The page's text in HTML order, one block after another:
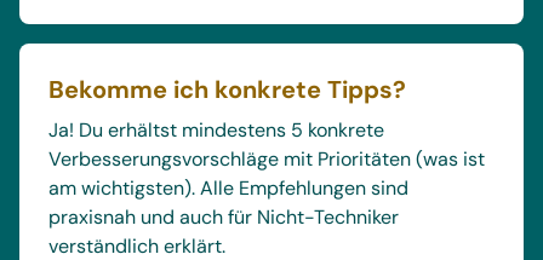
Bekomme ich konkrete Tipps?
Ja! Du erhältst mindestens 5 konkrete
Verbesserungsvorschläge mit Prioritäten (was ist
am wichtigsten). Alle Empfehlungen sind
praxisnah und auch für Nicht-Techniker
verständlich erklärt.